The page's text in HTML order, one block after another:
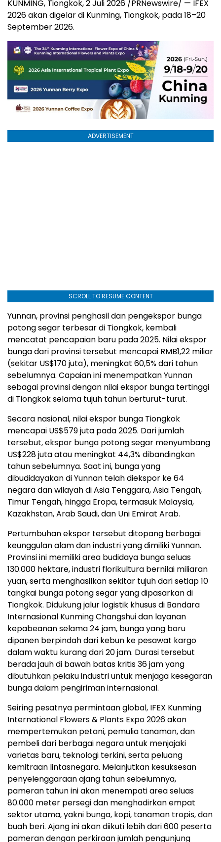
KUNMING, Tiongkok,2 Juli 2026 /PRNewswire/ — IFEX
2026 akan digelar di Kunming, Tiongkok, pada 18–20
September 2026.
ADVERTISEMENT
SCROLL TO RESUME CONTENT
Yunnan, provinsi penghasil dan pengekspor bunga
potong segar terbesar di Tiongkok, kembali
mencatat pencapaian baru pada 2025. Nilai ekspor
bunga dari provinsi tersebut mencapai RMB1,22 miliar
(sekitar US$170 juta), meningkat 60,5% dari tahun
sebelumnya. Capaian ini menempatkan Yunnan
sebagai provinsi dengan nilai ekspor bunga tertinggi
di Tiongkok selama tujuh tahun berturut-turut.
Secara nasional, nilai ekspor bunga Tiongkok
mencapai US$579 juta pada 2025. Dari jumlah
tersebut, ekspor bunga potong segar menyumbang
US$228 juta atau meningkat 44,3% dibandingkan
tahun sebelumnya. Saat ini, bunga yang
dibudidayakan di Yunnan telah diekspor ke 64
negara dan wilayah di Asia Tenggara, Asia Tengah,
Timur Tengah, hingga Eropa, termasuk Malaysia,
Kazakhstan, Arab Saudi, dan Uni Emirat Arab.
Pertumbuhan ekspor tersebut ditopang berbagai
keunggulan alam dan industri yang dimiliki Yunnan.
Provinsi ini memiliki area budidaya bunga seluas
130.000 hektare, industri florikultura bernilai miliaran
yuan, serta menghasilkan sekitar tujuh dari setiap 10
tangkai bunga potong segar yang dipasarkan di
Tiongkok. Didukung jalur logistik khusus di Bandara
Internasional Kunming Changshui dan layanan
kepabeanan selama 24 jam, bunga yang baru
dipanen berpindah dari kebun ke pesawat kargo
dalam waktu kurang dari 20 jam. Durasi tersebut
berada jauh di bawah batas kritis 36 jam yang
dibutuhkan pelaku industri untuk menjaga kesegaran
bunga dalam pengiriman internasional.
Seiring pesatnya permintaan global, IFEX Kunming
International Flowers & Plants Expo 2026 akan
mempertemukan petani, pemulia tanaman, dan
pembeli dari berbagai negara untuk menjajaki
varietas baru, teknologi terkini, serta peluang
kemitraan lintasnegara. Melanjutkan kesuksesan
penyelenggaraan ajang tahun sebelumnya,
pameran tahun ini akan menempati area seluas
80.000 meter persegi dan menghadirkan empat
sektor utama, yakni bunga, kopi, tanaman tropis, dan
buah beri. Ajang ini akan diikuti lebih dari 600 peserta
pameran dengan perkiraan jumlah pengunjung